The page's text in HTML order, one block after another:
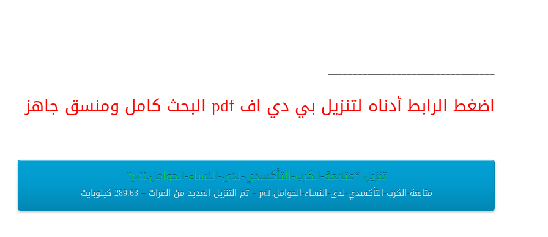
__________________________________
اضغط الرابط أدناه لتنزيل بي دي اف pdf البحث كامل ومنسق جاهز
تنزيل “متابعة-الكرب-التأكسدي-لدى-النساء-الحوامل.pdf”
متابعة-الكرب-التأكسدي-لدى-النساء-الحوامل.pdf – تم التنزيل العديد من المرات – 289.63 كيلوبايت